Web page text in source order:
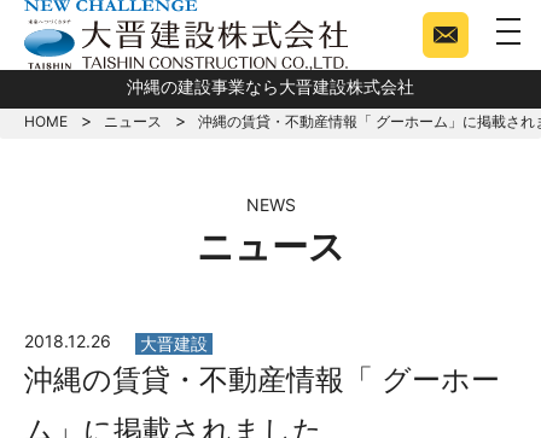
沖縄の建設事業なら大晋建設株式会社
HOME ニュース 沖縄の賃貸・不動産情報「 グーホーム」に掲載され
NEWS
ニュース
2018.12.26 大晋建設
沖縄の賃貸・不動産情報「 グーホー
ム」に掲載されました